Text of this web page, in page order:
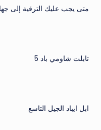
متى يجب عليك الترقية إلى
تابلت شاومي باد 5
ابل ايباد الجيل التاسع